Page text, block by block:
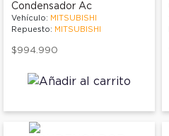
Condensador Ac
Vehículo: MITSUBISHI
Repuesto: MITSUBISHI
$994.990